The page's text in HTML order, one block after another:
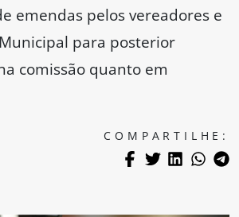
emendas pelos vereadores e
para posterior
comissão quanto em
COMPARTILHE: